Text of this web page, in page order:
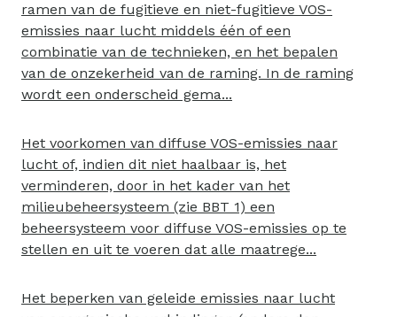
ramen van de fugitieve en niet-fugitieve VOS-
emissies naar lucht middels één of een
combinatie van de technieken, en het bepalen
van de onzekerheid van de raming. In de raming
wordt een onderscheid gema...
Het voorkomen van diffuse VOS-emissies naar
lucht of, indien dit niet haalbaar is, het
verminderen, door in het kader van het
milieubeheersysteem (zie BBT 1) een
beheersysteem voor diffuse VOS-emissies op te
stellen en uit te voeren dat alle maatrege...
Het beperken van geleide emissies naar lucht